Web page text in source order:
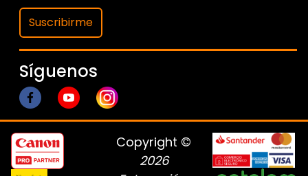
Suscribirme
Síguenos
Copyright ©
2026